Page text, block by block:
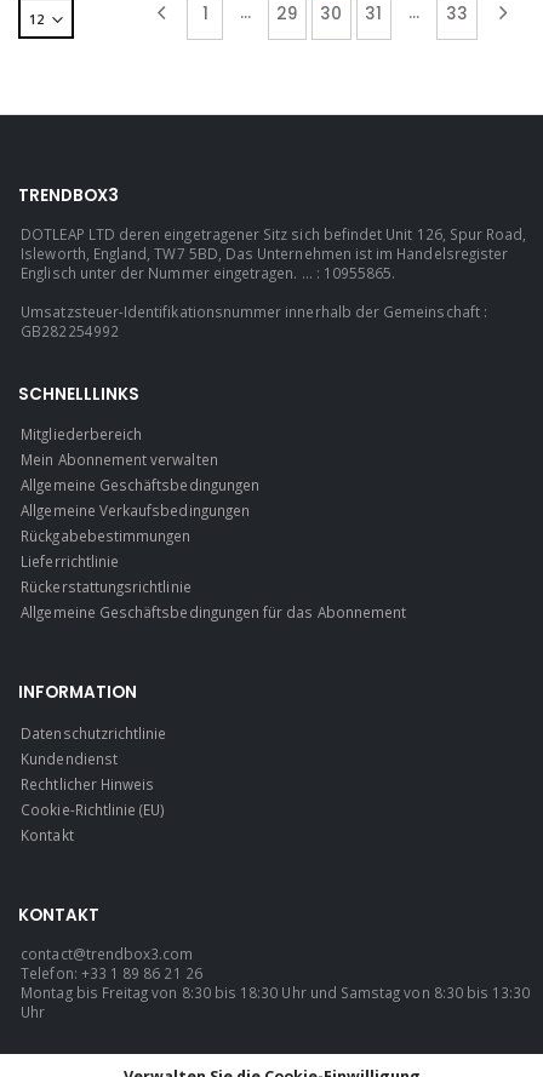
1 … 29 30 31 … 33
TRENDBOX3
DOTLEAP LTD deren eingetragener Sitz sich befindet Unit 126, Spur Road,
Isleworth, England, TW7 5BD, Das Unternehmen ist im Handelsregister
Englisch unter der Nummer eingetragen. ... : 10955865.
Umsatzsteuer-Identifikationsnummer innerhalb der Gemeinschaft :
GB282254992
SCHNELLLINKS
Mitgliederbereich
Mein Abonnement verwalten
Allgemeine Geschäftsbedingungen
Allgemeine Verkaufsbedingungen
Rückgabebestimmungen
Lieferrichtlinie
Rückerstattungsrichtlinie
Allgemeine Geschäftsbedingungen für das Abonnement
INFORMATION
Datenschutzrichtlinie
Kundendienst
Rechtlicher Hinweis
Cookie-Richtlinie (EU)
Kontakt
KONTAKT
contact@trendbox3.com
Telefon: +33 1 89 86 21 26
Montag bis Freitag von 8:30 bis 18:30 Uhr und Samstag von 8:30 bis 13:30
Uhr